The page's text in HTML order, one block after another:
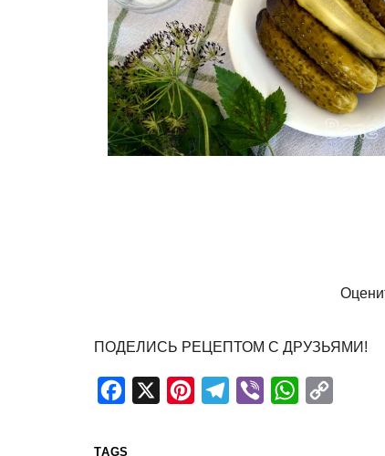
ПОДЕЛИСЬ РЕЦЕПТОМ С ДРУЗЬЯМИ!
Facebook
X PinterestTelegram
Viber WhatsApp
TAGS